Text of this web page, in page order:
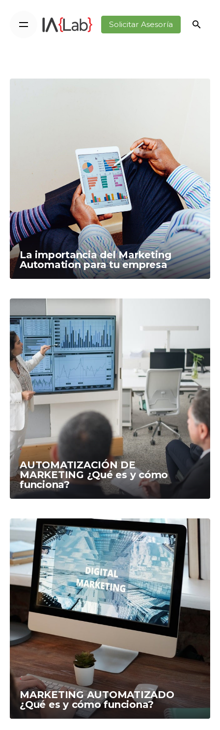
Solicitar Asesoría
La importancia del Marketing
Automation para tu empresa
AUTOMATIZACIÓN DE
MARKETING ¿Qué es y cómo
funciona?
MARKETING AUTOMATIZADO
¿Qué es y cómo funciona?